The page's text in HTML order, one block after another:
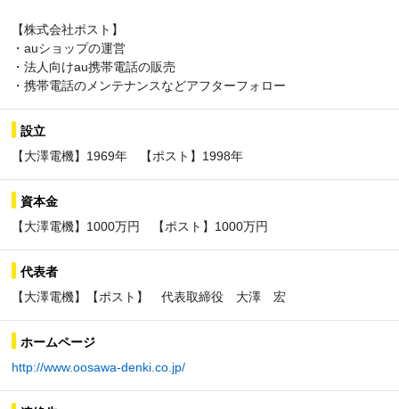
【株式会社ポスト】
・auショップの運営
・法人向けau携帯電話の販売
・携帯電話のメンテナンスなどアフターフォロー
設立
【大澤電機】1969年 【ポスト】1998年
資本金
【大澤電機】1000万円 【ポスト】1000万円
代表者
【大澤電機】【ポスト】 代表取締役 大澤 宏
ホームページ
http://www.oosawa-denki.co.jp/